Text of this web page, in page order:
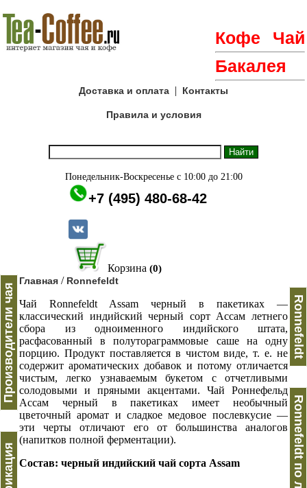
Кофе
Чай
Бакалея
Доставка и оплата | Контакты
Правила и условия
Понедельник-Воскресенье с 10:00 до 21:00
+7 (495) 480-68-42
Корзина (0)
Производители чая
Главная / Ronnefeldt
Чай Ronnefeldt Assam черный в пакетиках —
классический индийский черный сорт Ассам летнего
сбора из одноименного индийского штата,
расфасованный в полутораграммовые саше на одну
порцию. Продукт поставляется в чистом виде, т. е. не
содержит ароматических добавок и потому отличается
чистым, легко узнаваемым букетом с отчетливыми
солодовыми и пряными акцентами. Чай Роннефельд
Ассам черный в пакетиках имеет необычный
цветочный аромат и сладкое медовое послевкусие —
эти черты отличают его от большинства аналогов
(напитков полной ферментации).
Состав: черный индийский чай сорта Assam
Ronnefeldt
Ronnefeldt по линиям